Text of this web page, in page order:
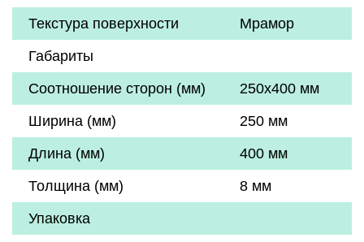
Текстура поверхности
Мрамор
Габариты
Соотношение сторон (мм)
250x400 мм
Ширина (мм)
250 мм
Длина (мм)
400 мм
Толщина (мм)
8 мм
Упаковка